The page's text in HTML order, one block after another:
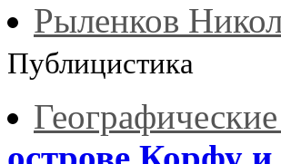
Рыленков
Публицистика